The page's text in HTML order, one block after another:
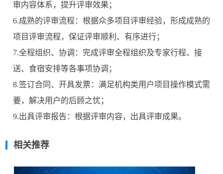
审内容体系，提升评审效果；
6.成熟的评审流程：根据众多项目评审经验，形成成熟的
项目评审流程，保证评审顺利、有序进行；
7.全程组织、协调：完成评审全程组织及专家行程、接
送、食宿安排等各事项协调；
8.签订合同、开具发票：满足机构类用户项目操作模式需
要，解决用户的后顾之忧；
9.出具评审报告：根据评审内容，出具评审成果。
相关推荐